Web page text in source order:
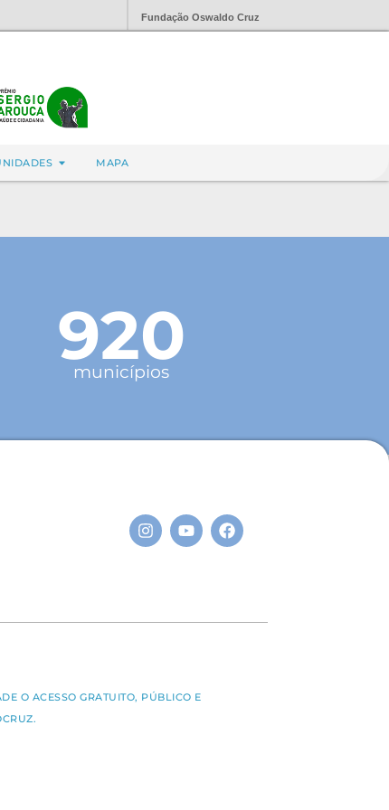
Fundação Oswaldo Cruz
MAPA
920
municípios
O ACESSO GRATUITO, PÚBLICO E